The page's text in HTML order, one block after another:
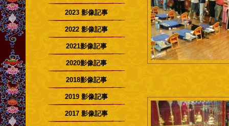
2023 影像記事
2022 影像記事
2021影像記事
2020影像記事
2018影像記事
2019 影像記事
2017 影像記事